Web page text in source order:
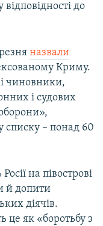
до
назвали
Криму.
чиновники,
і судових
списку – понад 60
на півострові
й допити
діячів.
це як «боротьбу з